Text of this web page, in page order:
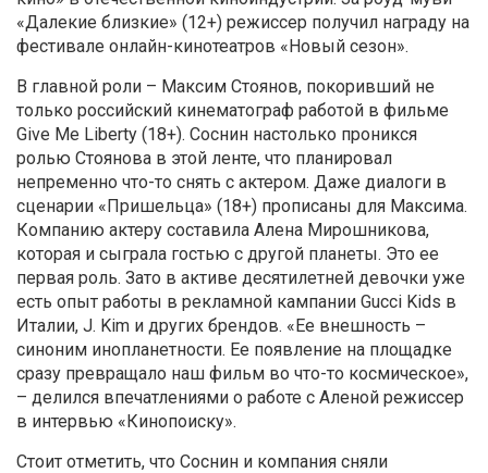
«Далекие близкие» (12+) режиссер получил награду на
фестивале онлайн-кинотеатров «Новый сезон».
В главной роли – Максим Стоянов, покоривший не
только российский кинематограф работой в фильме
Give Me Liberty (18+). Соснин настолько проникся
ролью Стоянова в этой ленте, что планировал
непременно что-то снять с актером. Даже диалоги в
сценарии «Пришельца» (18+) прописаны для Максима.
Компанию актеру составила Алена Мирошникова,
которая и сыграла гостью с другой планеты. Это ее
первая роль. Зато в активе десятилетней девочки уже
есть опыт работы в рекламной кампании Gucci Kids в
Италии, J. Kim и других брендов. «Ее внешность –
синоним инопланетности. Ее появление на площадке
сразу превращало наш фильм во что-то космическое»,
– делился впечатлениями о работе с Аленой режиссер
в интервью «Кинопоиску».
Стоит отметить, что Соснин и компания сняли